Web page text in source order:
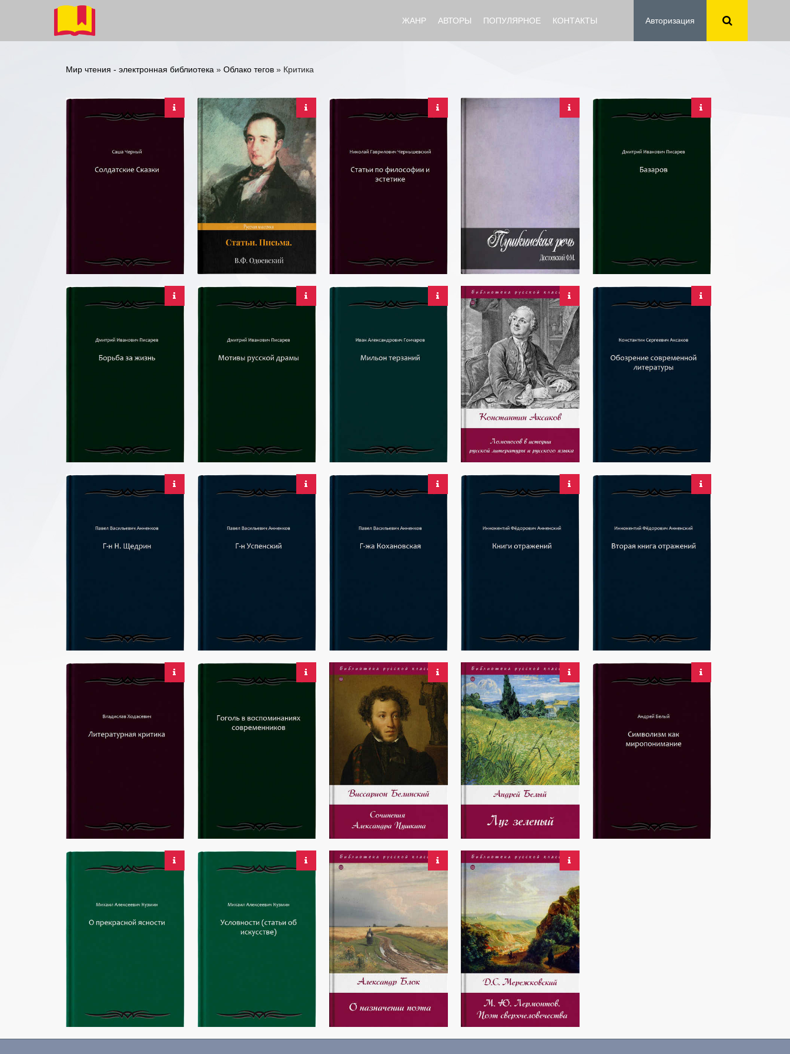
ЖАНР АВТОРЫ ПОПУЛЯРНОЕ КОНТАКТЫ Авторизация
Мир чтения - электронная библиотека » Облако тегов » Критика